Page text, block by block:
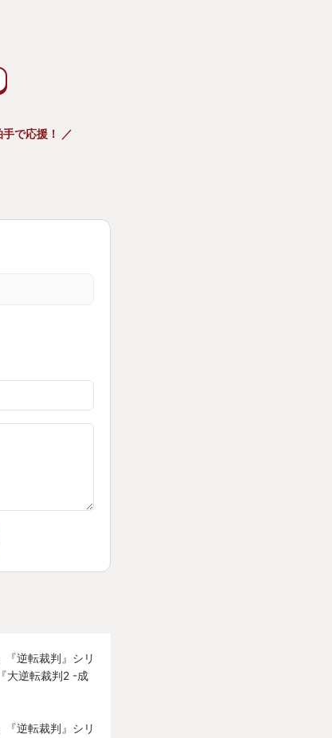
り、キャラク
ヤしてしまい
ない、そんな
」
。
ィ！など、な
。
じみ。
ムズが出てき
で応援！ ／
『逆転裁判』シリ
大逆転裁判2 -成
『逆転裁判』シリ